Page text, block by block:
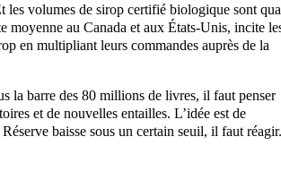
les volumes de sirop certifié biologique sont
moyenne au Canada et aux États-Unis, incite
en multipliant leurs commandes auprès de la
la barre des 80 millions de livres, il faut penser
et de nouvelles entailles. L’idée est de
baisse sous un certain seuil, il faut réagir.